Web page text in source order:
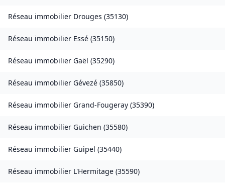
Réseau immobilier Drouges (35130)
Réseau immobilier Essé (35150)
Réseau immobilier Gaël (35290)
Réseau immobilier Gévezé (35850)
Réseau immobilier Grand-Fougeray (35390)
Réseau immobilier Guichen (35580)
Réseau immobilier Guipel (35440)
Réseau immobilier L'Hermitage (35590)